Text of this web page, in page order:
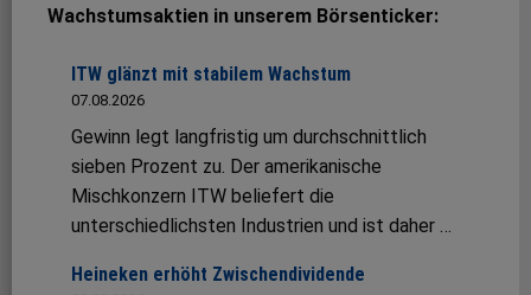
Wachstumsaktien in unserem Börsenticker:
ITW glänzt mit stabilem Wachstum
07.08.2026
Gewinn legt langfristig um durchschnittlich
sieben Prozent zu. Der amerikanische
Mischkonzern ITW beliefert die
unterschiedlichsten Industrien und ist daher …
Heineken erhöht Zwischendividende